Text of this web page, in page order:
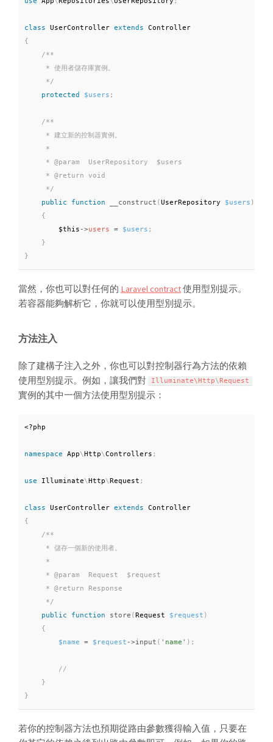
class UserController extends
Controller
{
/**
     * 使用者儲存庫實例。
     */
protected
$users ;
/**
     * 建立新的控制器實例。
     *
     * @param  UserRepository  $users
     * @return void
     */
public
function __construct (UserRepository $users )
{
$this ->users = $users ;
}
}
當然，你也可以對任何的 Laravel contract使用型別提示。
若容器能夠解析它，你就可以使用型別提示。
方法注入
除了建構子注入之外，你也可以對控制器行為方法的依賴
使用型別提示。例如，讓我們對
Illuminate\ Http\ Request
實例的其中一個方法使用型別提示：
<?php
namespace App\ Http\Controllers ;
use Illuminate\ Http\ Request ;
class UserController extends
Controller
{
/**
     * 儲存一個新的使用者。
     *
     * @param  Request  $request
     * @return Response
     */
public
function store ( Request $request )
{
$name
= $request ->input ( 'name' ) ;
}
}
若你的控制器方法也預期從路由參數獲得輸入值，只要在